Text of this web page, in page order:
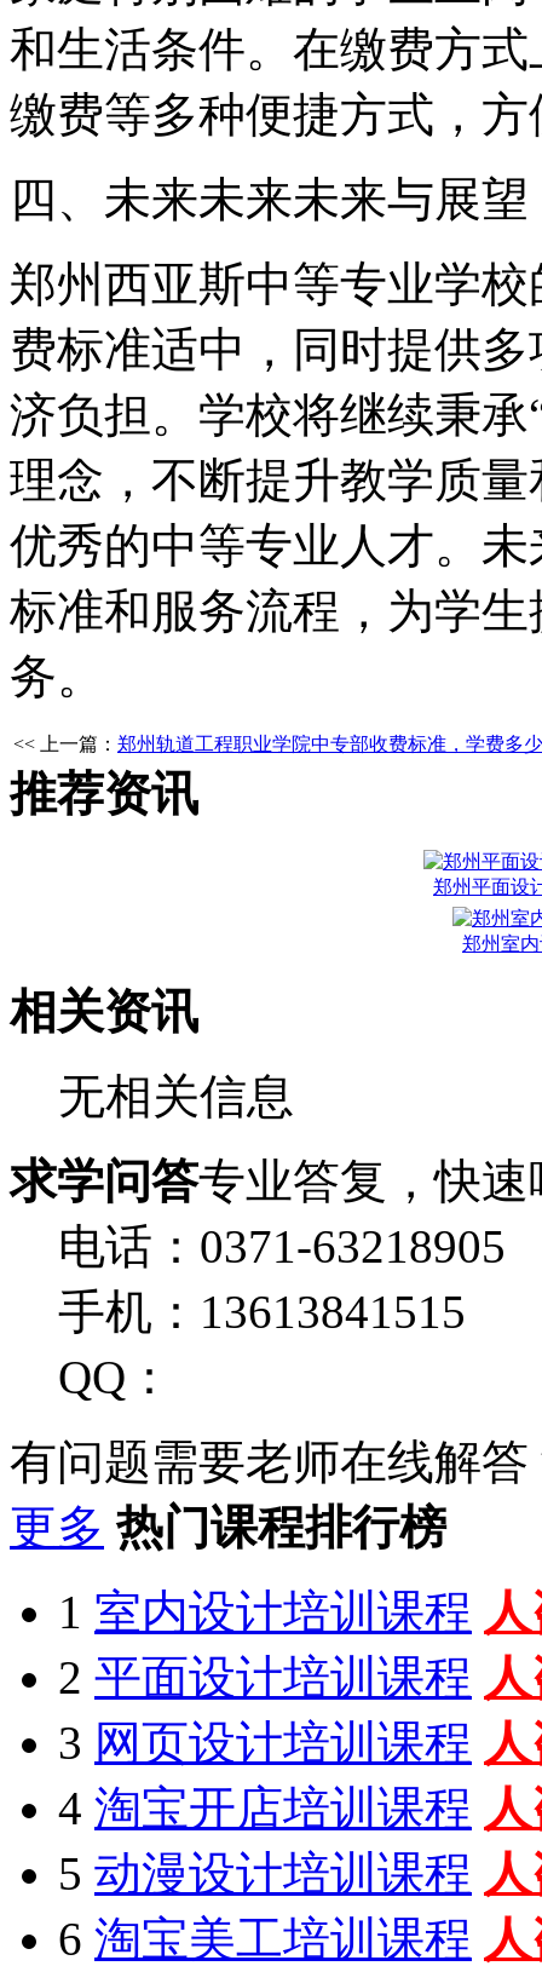
和生活条件。在缴费方
缴费等多种便捷方式，
四、未来未来未来与展望
郑州西亚斯中等专业学
费标准适中，同时提供
济负担。学校将继续秉
理念，不断提升教学质
优秀的中等专业人才。
标准和服务流程，为学
务。
<< 上一篇： 郑州轨道工程职业学院中专部收费标准，学费多
推荐资讯
郑州平面设
郑州室
相关资讯
无相关信息
求学问答专业答复，快速
电话：0371-63218905
手机：13613841515
QQ：
有问题需要老师在线解答
更多 热门课程排行榜
1 室内设计培训课程
2 平面设计培训课程
3 网页设计培训课程
4 淘宝开店培训课程
5 动漫设计培训课程
6 淘宝美工培训课程